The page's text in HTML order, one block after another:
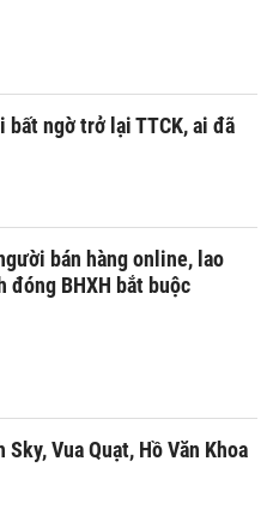
bất ngờ trở lại TTCK, ai đã
bán hàng online, lao
đóng BHXH bắt buộc
Vua Quạt, Hồ Văn Khoa